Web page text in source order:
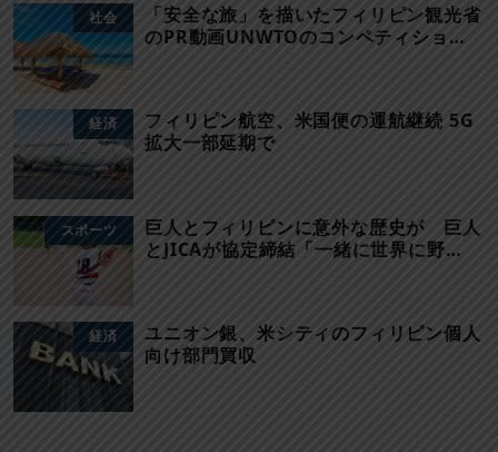
社会
「安全な旅」を描いたフィリピン観光省
のPR動画UNWTOのコンペティショ…
経済
フィリピン航空、米国便の運航継続 5G
拡大一部延期で
スポーツ
巨人とフィリピンに意外な歴史が 巨人
とJICAが協定締結「一緒に世界に野…
経済
ユニオン銀、米シティのフィリピン個人
向け部門買収